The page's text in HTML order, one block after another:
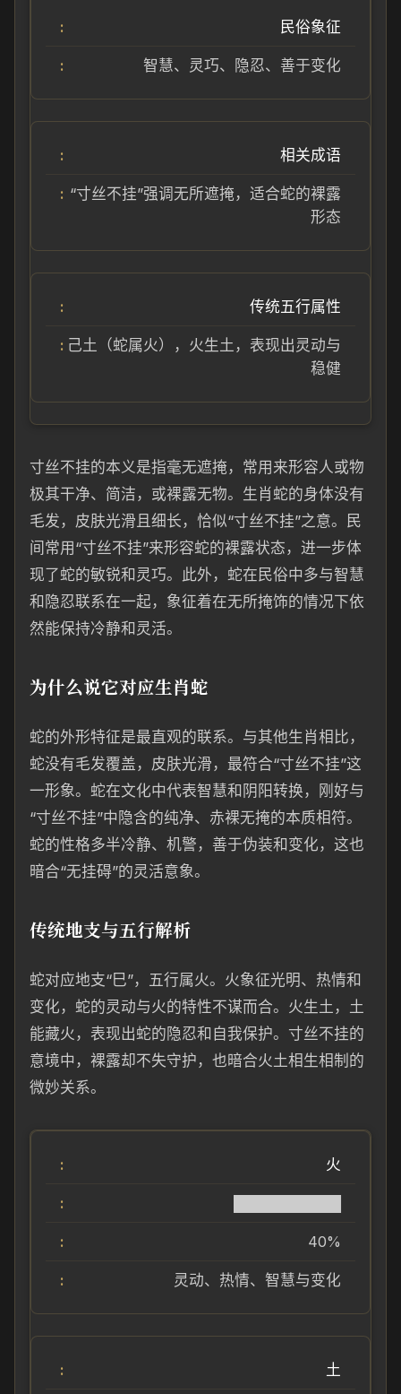
民俗象征
智慧、灵巧、隐忍、善于变化
相关成语
“寸丝不挂”强调无所遮掩，适合蛇的裸露
形态
传统五行属性
己土（蛇属火），火生土，表现出灵动与
稳健
寸丝不挂的本义是指毫无遮掩，常用来形容人或物
极其干净、简洁，或裸露无物。生肖蛇的身体没有
毛发，皮肤光滑且细长，恰似“寸丝不挂”之意。民
间常用“寸丝不挂”来形容蛇的裸露状态，进一步体
现了蛇的敏锐和灵巧。此外，蛇在民俗中多与智慧
和隐忍联系在一起，象征着在无所掩饰的情况下依
然能保持冷静和灵活。
为什么说它对应生肖蛇
蛇的外形特征是最直观的联系。与其他生肖相比，
蛇没有毛发覆盖，皮肤光滑，最符合“寸丝不挂”这
一形象。蛇在文化中代表智慧和阴阳转换，刚好与
“寸丝不挂”中隐含的纯净、赤裸无掩的本质相符。
蛇的性格多半冷静、机警，善于伪装和变化，这也
暗合“无挂碍”的灵活意象。
传统地支与五行解析
蛇对应地支“巳”，五行属火。火象征光明、热情和
变化，蛇的灵动与火的特性不谋而合。火生土，土
能藏火，表现出蛇的隐忍和自我保护。寸丝不挂的
意境中，裸露却不失守护，也暗合火土相生相制的
微妙关系。
火
40%
灵动、热情、智慧与变化
土